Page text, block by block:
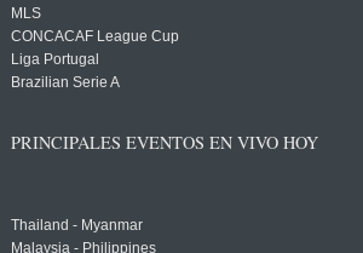
MLS
CONCACAF League Cup
Liga Portugal
Brazilian Serie A
PRINCIPALES EVENTOS EN VIVO HOY
Thailand - Myanmar
Malaysia - Philippines